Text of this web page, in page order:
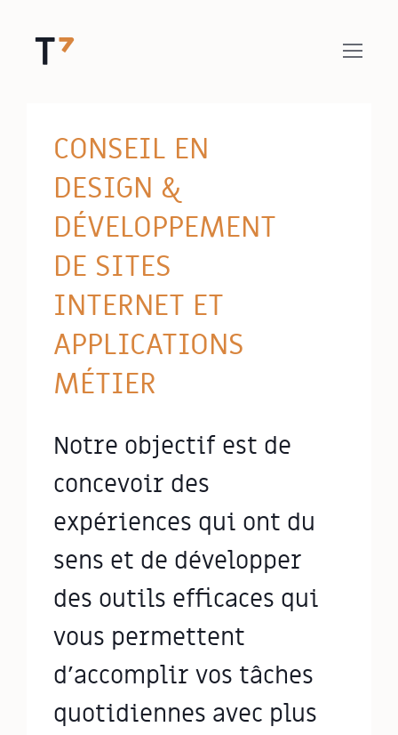
CONSEIL EN
DESIGN &
DÉVELOPPEMENT
DE SITES
INTERNET ET
APPLICATIONS
MÉTIER
Notre objectif est de
concevoir des
expériences qui ont du
sens et de développer
des outils efficaces qui
vous permettent
d'accomplir vos tâches
quotidiennes avec plus